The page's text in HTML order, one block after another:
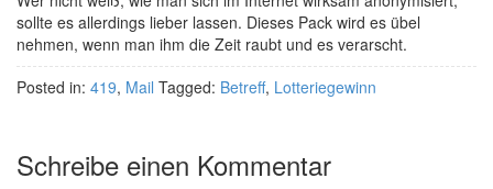
sollte es allerdings lieber lassen. Dieses Pack wird es übel
nehmen, wenn man ihm die Zeit raubt und es verarscht.
Posted in: 419, Mail Tagged: Betreff, Lotteriegewinn
Schreibe einen Kommentar